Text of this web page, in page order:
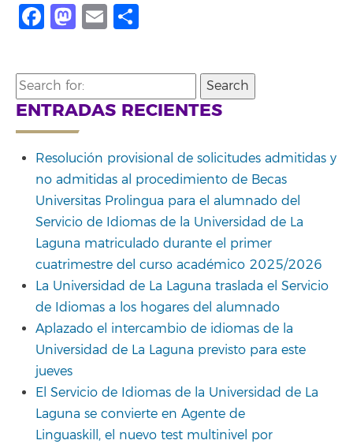
Facebook
Mastodon
Email
Search
for:
ENTRADAS RECIENTES
Resolución provisional de solicitudes admitidas y
no admitidas al procedimiento de Becas
Universitas Prolingua para el alumnado del
Servicio de Idiomas de la Universidad de La
Laguna matriculado durante el primer
cuatrimestre del curso académico 2025/2026
La Universidad de La Laguna traslada el Servicio
de Idiomas a los hogares del alumnado
Aplazado el intercambio de idiomas de la
Universidad de La Laguna previsto para este
jueves
El Servicio de Idiomas de la Universidad de La
Laguna se convierte en Agente de
Linguaskill, el nuevo test multinivel por